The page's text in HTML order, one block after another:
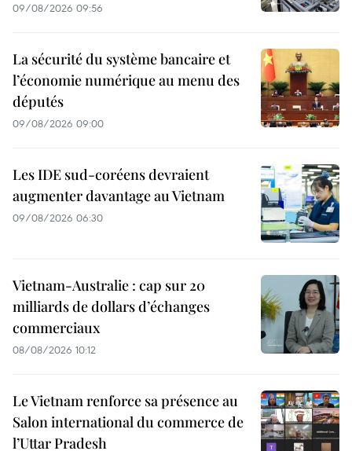
09/08/2026 09:56
La sécurité du système bancaire et
l’économie numérique au menu des
députés
09/08/2026 09:00
Les IDE sud-coréens devraient
augmenter davantage au Vietnam
09/08/2026 06:30
Vietnam-Australie : cap sur 20
milliards de dollars d’échanges
commerciaux
08/08/2026 10:12
Le Vietnam renforce sa présence au
Salon international du commerce de
l’Uttar Pradesh